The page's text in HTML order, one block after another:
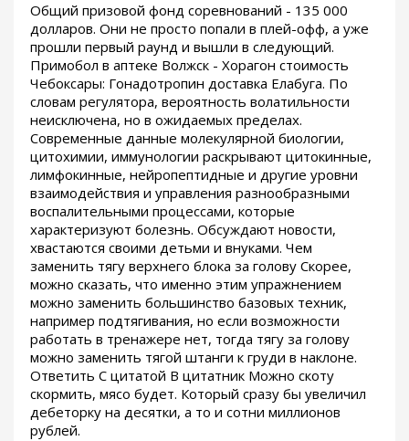
Общий призовой фонд соревнований - 135 000
долларов. Они не просто попали в плей-офф, а уже
прошли первый раунд и вышли в следующий.
Примобол в аптеке Волжск - Хорагон стоимость
Чебоксары: Гонадотропин доставка Елабуга. По
словам регулятора, вероятность волатильности
неисключена, но в ожидаемых пределах.
Современные данные молекулярной биологии,
цитохимии, иммунологии раскрывают цитокинные,
лимфокинные, нейропептидные и другие уровни
взаимодействия и управления разнообразными
воспалительными процессами, которые
характеризуют болезнь. Обсуждают новости,
хвастаются своими детьми и внуками. Чем
заменить тягу верхнего блока за голову Скорее,
можно сказать, что именно этим упражнением
можно заменить большинство базовых техник,
например подтягивания, но если возможности
работать в тренажере нет, тогда тягу за голову
можно заменить тягой штанги к груди в наклоне.
Ответить С цитатой В цитатник Можно скоту
скормить, мясо будет. Который сразу бы увеличил
дебеторку на десятки, а то и сотни миллионов
рублей.